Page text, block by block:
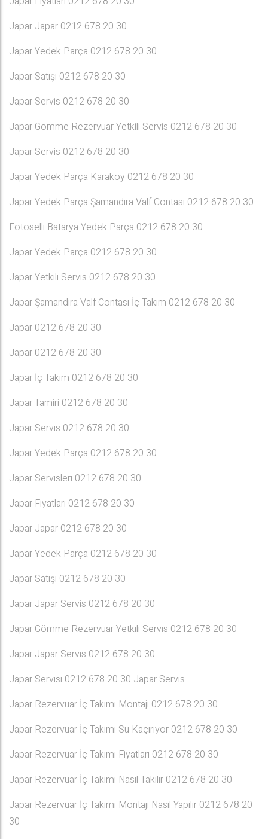
Japar Japar 0212 678 20 30
Japar Yedek Parça 0212 678 20 30
Japar Satışı 0212 678 20 30
Japar Servis 0212 678 20 30
Japar Gömme Rezervuar Yetkili Servis 0212 678 20 30
Japar Servis 0212 678 20 30
Japar Yedek Parça Karaköy 0212 678 20 30
Japar Yedek Parça Şamandıra Valf Contası 0212 678 20 30
Fotoselli Batarya Yedek Parça 0212 678 20 30
Japar Yedek Parça 0212 678 20 30
Japar Yetkili Servis 0212 678 20 30
Japar Şamandıra Valf Contası İç Takım 0212 678 20 30
Japar 0212 678 20 30
Japar 0212 678 20 30
Japar İç Takım 0212 678 20 30
Japar Tamiri 0212 678 20 30
Japar Servis 0212 678 20 30
Japar Yedek Parça 0212 678 20 30
Japar Servisleri 0212 678 20 30
Japar Fiyatları 0212 678 20 30
Japar Japar 0212 678 20 30
Japar Yedek Parça 0212 678 20 30
Japar Satışı 0212 678 20 30
Japar Japar Servis 0212 678 20 30
Japar Gömme Rezervuar Yetkili Servis 0212 678 20 30
Japar Japar Servis 0212 678 20 30
Japar Servisi 0212 678 20 30 Japar Servis
Japar Rezervuar İç Takımı Montajı 0212 678 20 30
Japar Rezervuar İç Takımı Su Kaçırıyor 0212 678 20 30
Japar Rezervuar İç Takımı Fiyatları 0212 678 20 30
Japar Rezervuar İç Takımı Nasıl Takılır 0212 678 20 30
Japar Rezervuar İç Takımı Montajı Nasıl Yapılır 0212 678 20
30